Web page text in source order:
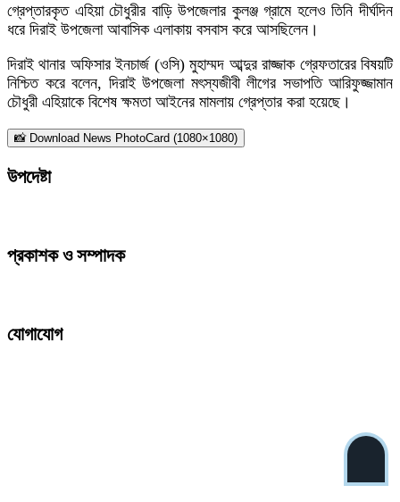
গ্রেপ্তারকৃত এহিয়া চৌধুরীর বাড়ি উপজেলার কুলঞ্জ গ্রামে হলেও তিনি দীর্ঘদিন
ধরে দিরাই উপজেলা আবাসিক এলাকায় বসবাস করে আসছিলেন।
দিরাই থানার অফিসার ইনচার্জ (ওসি) মুহাম্মদ আব্দুর রাজ্জাক গ্রেফতারের বিষয়টি
নিশ্চিত করে বলেন, দিরাই উপজেলা মৎস্যজীবী লীগের সভাপতি আরিফুজ্জামান
চৌধুরী এহিয়াকে বিশেষ ক্ষমতা আইনের মামলায় গ্রেপ্তার করা হয়েছে।
📸 Download News PhotoCard (1080×1080)
উপদেষ্টা
প্রকাশক ও সম্পাদক
যোগাযোগ